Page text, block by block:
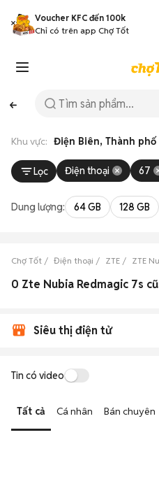
Voucher KFC đến 100k
Chỉ có trên app Chợ Tốt
Khu vực: Điện Biên, Thành
Lọc Điện thoại 67
Dung lượng: 64 GB 128 GB
Chợ Tốt Điện thoại ZTE ZTE
Siêu thị điện tử
Tin có video
Tất cả Cá nhân Bán chuyên